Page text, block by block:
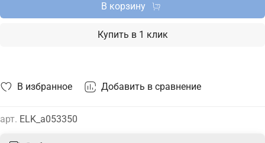
В избранное Добавить в сравнение
арт. ELK_a053350
В корзину
Купить в 1 клик